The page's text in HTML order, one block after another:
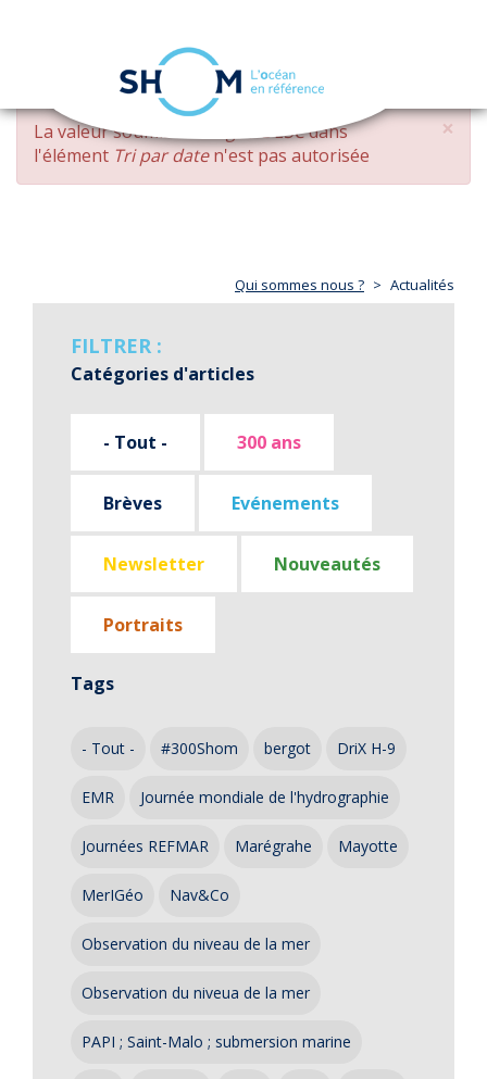
Aller
contenu
principal
navigation
×
MESSAGE
D'ERREUR
La valeur soumise changed DESCdans
l'élément Tri par daten'est pas autorisée
Qui sommes nous ? Actualités
FILTRER :
Catégories d'articles
- Tout - 300 ans
Brèves Evénements
Newsletter Nouveautés
Portraits
Tags
- Tout - #300Shom bergot DriX H-9
EMR Journée mondiale de l'hydrographie
Journées REFMAR Marégrahe Mayotte
MerIGéo Nav&Co
Observation du niveau de la mer
Observation du niveua de la mer
PAPI ; Saint-Malo ; submersion marine